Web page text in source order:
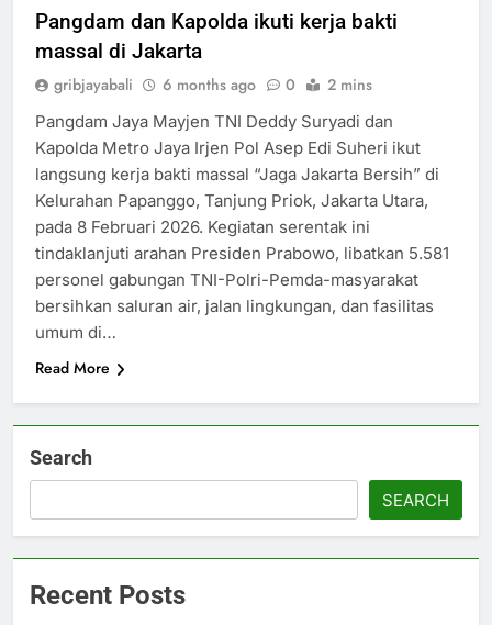
Pangdam dan Kapolda ikuti kerja bakti
massal di Jakarta
gribjayabali 6 months ago 0 2 mins
Pangdam Jaya Mayjen TNI Deddy Suryadi dan
Kapolda Metro Jaya Irjen Pol Asep Edi Suheri ikut
langsung kerja bakti massal “Jaga Jakarta Bersih” di
Kelurahan Papanggo, Tanjung Priok, Jakarta Utara,
pada 8 Februari 2026. Kegiatan serentak ini
tindaklanjuti arahan Presiden Prabowo, libatkan 5.581
personel gabungan TNI-Polri-Pemda-masyarakat
bersihkan saluran air, jalan lingkungan, dan fasilitas
umum di…
Read More
Search
SEARCH
Recent Posts